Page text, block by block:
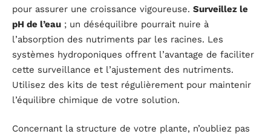
pour assurer une croissance vigoureuse. Surveillez le
pH de l’eau ; un déséquilibre pourrait nuire à
l’absorption des nutriments par les racines. Les
systèmes hydroponiques offrent l’avantage de faciliter
cette surveillance et l’ajustement des nutriments.
Utilisez des kits de test régulièrement pour maintenir
l’équilibre chimique de votre solution.
Concernant la structure de votre plante, n’oubliez pas